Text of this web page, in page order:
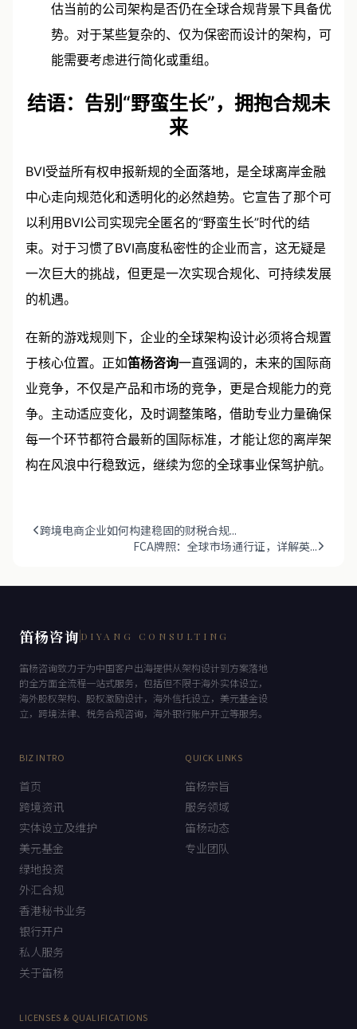
估当前的公司架构是否仍在全球合规背景下具备优
势。对于某些复杂的、仅为保密而设计的架构，可
能需要考虑进行简化或重组。
结语：告别“野蛮生长”，拥抱合规未
来
BVI受益所有权申报新规的全面落地，是全球离岸金融
中心走向规范化和透明化的必然趋势。它宣告了那个可
以利用BVI公司实现完全匿名的“野蛮生长”时代的结
束。对于习惯了BVI高度私密性的企业而言，这无疑是
一次巨大的挑战，但更是一次实现合规化、可持续发展
的机遇。
在新的游戏规则下，企业的全球架构设计必须将合规置
于核心位置。正如笛杨咨询一直强调的，未来的国际商
业竞争，不仅是产品和市场的竞争，更是合规能力的竞
争。主动适应变化，及时调整策略，借助专业力量确保
每一个环节都符合最新的国际标准，才能让您的离岸架
构在风浪中行稳致远，继续为您的全球事业保驾护航。
跨境电商企业如何构建稳固的财税合规...
FCA牌照：全球市场通行证，详解英...
笛杨咨询 DIYANG CONSULTING
笛杨咨询致力于为中国客户出海提供从架构设计到方案落地
的全方面全流程一站式服务，包括但不限于海外实体设立，
海外股权架构、股权激励设计，海外信托设立，美元基金设
立，跨境法律、税务合规咨询，海外银行账户开立等服务。
BIZ INTRO
首页
跨境资讯
实体设立及维护
美元基金
绿地投资
外汇合规
香港秘书业务
银行开户
私人服务
关于笛杨
QUICK LINKS
笛杨宗旨
服务领域
笛杨动态
专业团队
LICENSES & QUALIFICATIONS